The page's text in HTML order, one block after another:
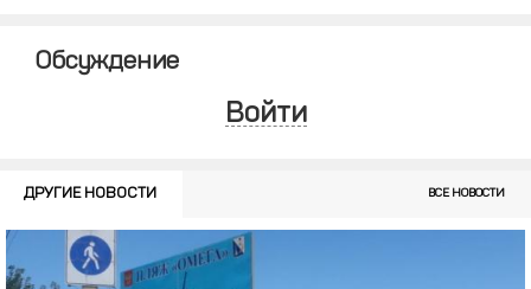
Обсуждение
Войти
ДРУГИЕ НОВОСТИ ВСЕ НОВОСТИ